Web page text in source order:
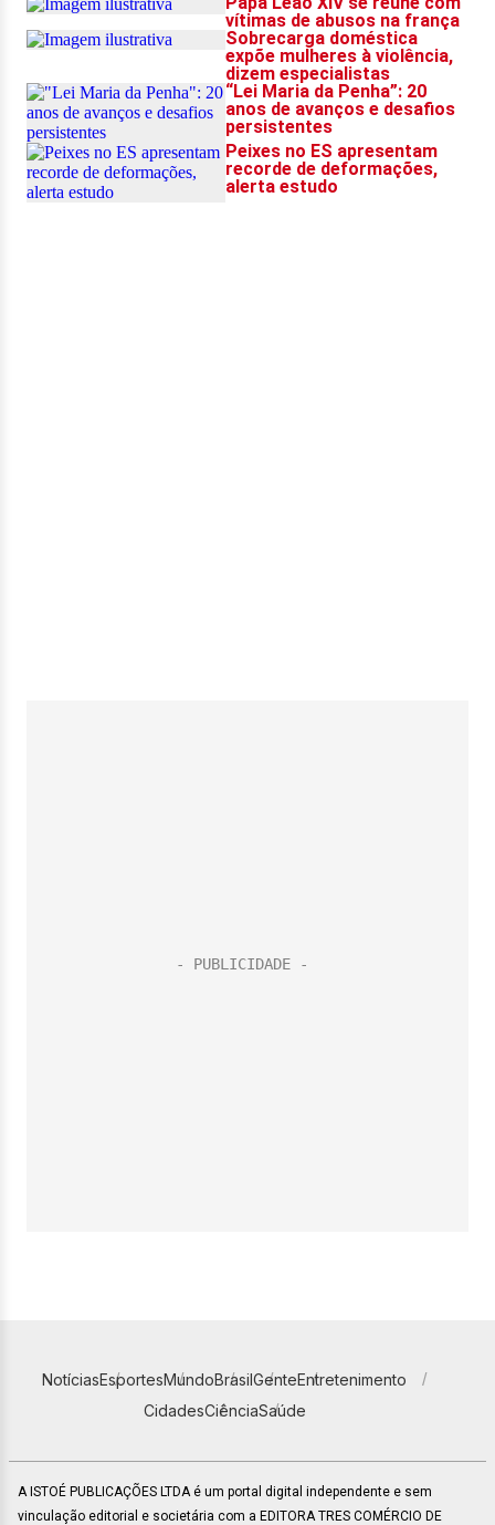
NotíciasEsportesMundoBrasilGenteEntretenimento
CidadesCiênciaSaúde
A ISTOÉ PUBLICAÇÕES LTDA é um portal digital independente e sem
vinculação editorial e societária com a EDITORA TRES COMÉRCIO DE